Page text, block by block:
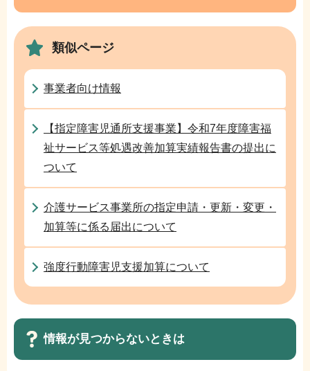
ま
で
ビ
類似ページ
事業者向け情報
【指定障害児通所支援事業】令和7年度障害福
祉サービス等処遇改善加算実績報告書の提出に
ついて
介護サービス事業所の指定申請・更新・変更・
加算等に係る届出について
強度行動障害児支援加算について
情報が見つからないときは